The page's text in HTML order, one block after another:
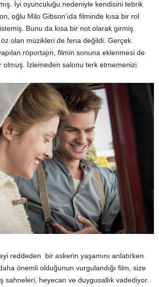
İyi oyunculuğu nedeniyle kendisini tebrik
oğlu Milo Gibson’ıda filminde kısa bir rol
Bunu da kısa bir not olarak girmiş
olan müzikleri de fena değildi. Gerçek
röportajın, filmin sonuna eklenmesi de
olmuş. İzlemeden salonu terk etmemenizi
reddeden bir askerin yaşamını anlatırken
önemli olduğunun vurgulandığı film, size
sahneleri, heyecan ve duygusallık vadediyor.